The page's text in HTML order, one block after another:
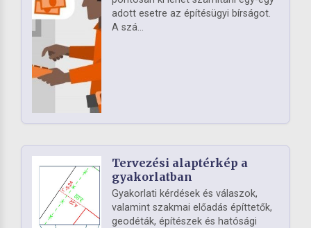
adott esetre az építésügyi bírságot.
A szá...
Tervezési alaptérkép a
gyakorlatban
Gyakorlati kérdések és válaszok,
valamint szakmai előadás építtetők,
geodéták, építészek és hatósági